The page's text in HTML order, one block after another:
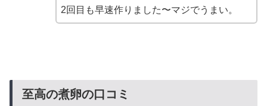
2回目も早速作りました〜マジでうまい。
至高の煮卵の口コミ